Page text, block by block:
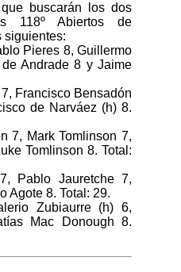
buscarán los dos
118º Abiertos de
siguientes:
Pieres 8, Guillermo
Andrade 8 y Jaime
Francisco Bensadón
de Narváez (h) 8.
7, Mark Tomlinson 7,
Tomlinson 8. Total:
Pablo Jauretche 7,
Agote 8. Total: 29.
Zubiaurre (h) 6,
Mac Donough 8.